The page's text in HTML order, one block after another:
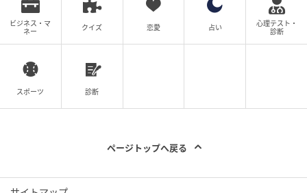
ビジネス・マ
ネー
クイズ 恋愛 占い
心理テスト・
診断
スポーツ 診断
ページトップへ戻る